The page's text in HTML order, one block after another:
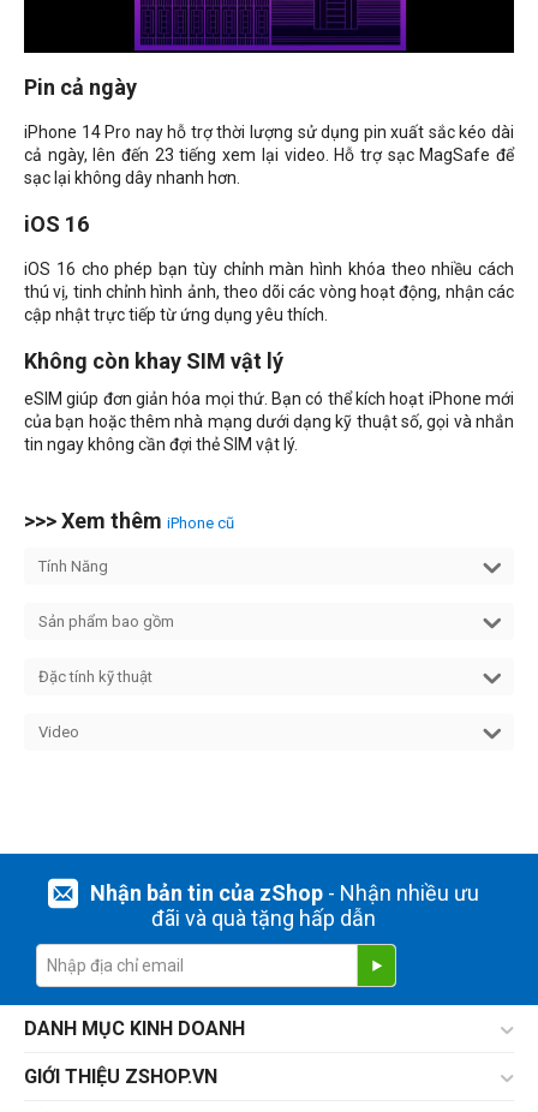
Pin cả ngày
iPhone 14 Pro nay hỗ trợ thời lượng sử dụng pin xuất sắc kéo dài
cả ngày, lên đến 23 tiếng xem lại video. Hỗ trợ sạc MagSafe để
sạc lại không dây nhanh hơn.
iOS 16
iOS 16 cho phép bạn tùy chỉnh màn hình khóa theo nhiều cách
thú vị, tinh chỉnh hình ảnh, theo dõi các vòng hoạt động, nhận các
cập nhật trực tiếp từ ứng dụng yêu thích.
Không còn khay SIM vật lý
eSIM giúp đơn giản hóa mọi thứ. Bạn có thể kích hoạt iPhone mới
của bạn hoặc thêm nhà mạng dưới dạng kỹ thuật số, gọi và nhắn
tin ngay không cần đợi thẻ SIM vật lý.
>>> Xem thêm iPhone cũ
Tính Năng
Sản phẩm bao gồm
Đặc tính kỹ thuật
Video
Nhận bản tin của zShop- Nhận nhiều ưu
đãi và quà tặng hấp dẫn
DANH MỤC KINH DOANH
GIỚI THIỆU ZSHOP.VN